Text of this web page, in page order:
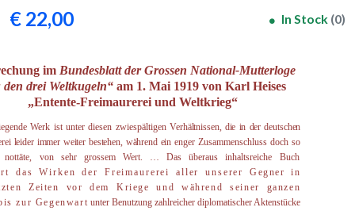
€ 22,00 In Stock (0)
im Bundesblatt der Grossen National-Mutterloge
den drei Weltkugeln“am 1. Mai 1919 von Karl Heises
„Entente-Freimaurerei und Weltkrieg“
Werk ist unter diesen zwiespältigenVerhältnissen, die in der deut­schen
leider immer weiter bestehen, während ein enger Zusammen­schluss doch so
nottäte, von sehr grossem Wert. … Das überaus inhalts­reiche Buch
das Wirken der Freimaurerei aller unserer
Gegner in
Zeiten vor dem Kriege und während sei­ner ganzen
zur Gegenwart unter Benutzung zahlreicher diplo­matischer Aktenstücke